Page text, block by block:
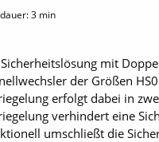
3 min
mit
der Größen
erfolgt dabei in
verhindert eine
umschließt die